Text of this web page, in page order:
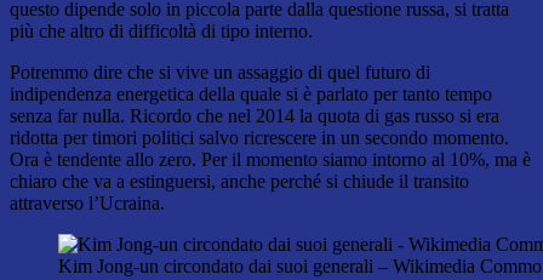
questo dipende solo in piccola parte dalla questione russa, si tratta
più che altro di difficoltà di tipo interno.
Potremmo dire che si vive un assaggio di quel futuro di
indipendenza energetica della quale si è parlato per tanto tempo
senza far nulla. Ricordo che nel 2014 la quota di gas russo si era
ridotta per timori politici salvo ricrescere in un secondo momento.
Ora è tendente allo zero. Per il momento siamo intorno al 10%, ma è
chiaro che va a estinguersi, anche perché si chiude il transito
attraverso l’Ucraina.
Kim Jong-un circondato dai suoi generali – Wikimedia